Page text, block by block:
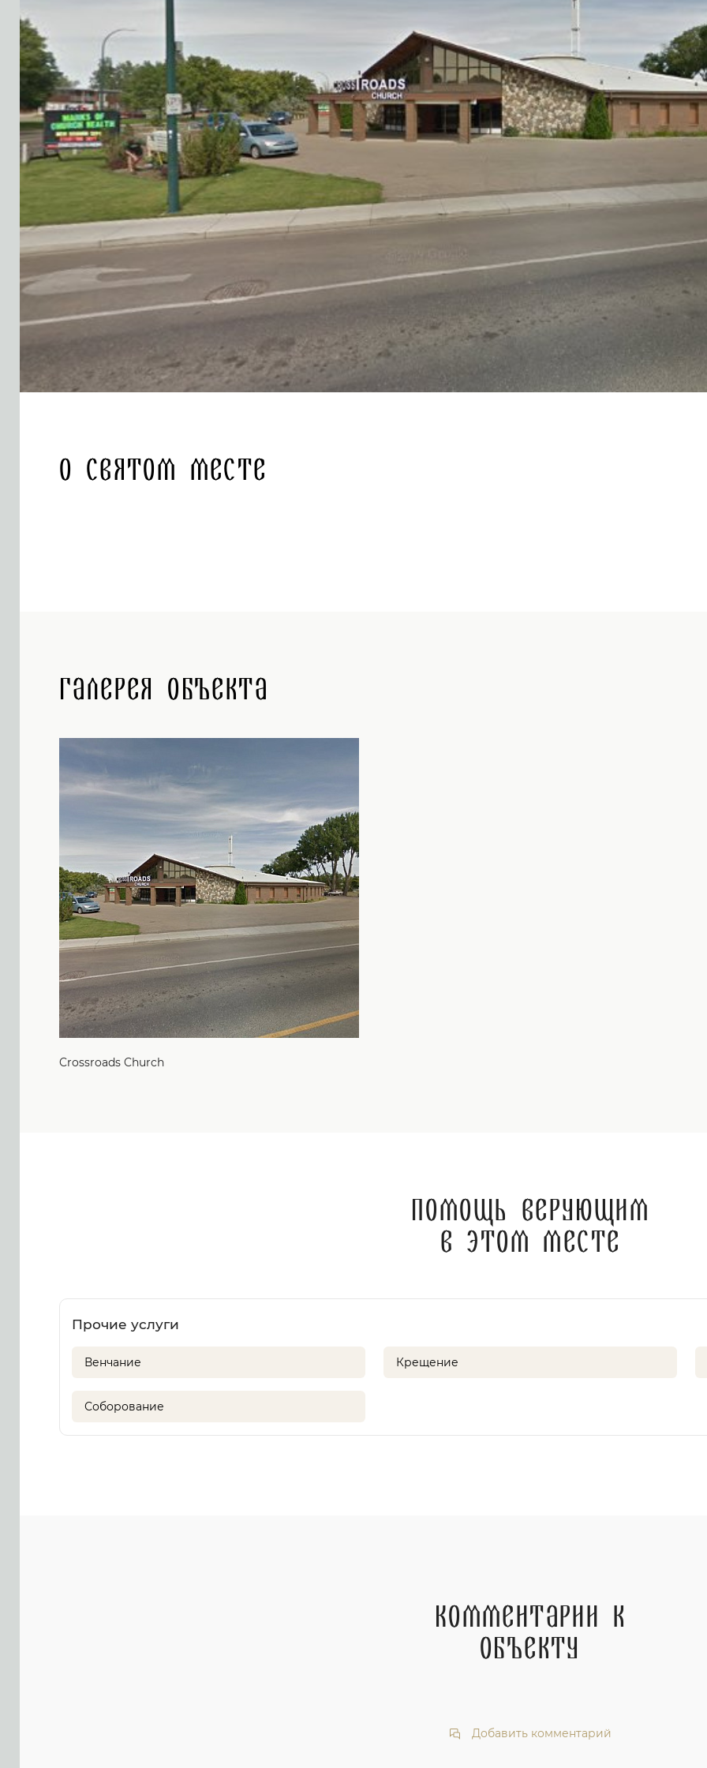
О святом месте
Галерея объекта
Crossroads Church
Помощь верующим
в этом месте
Прочие услуги
Венчание Крещение
Соборование
Комментарии к
объекту
Добавить комментарий